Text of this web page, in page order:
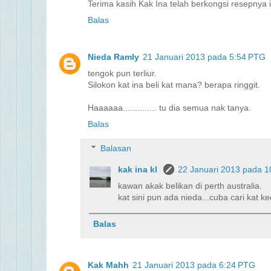
Terima kasih Kak Ina telah berkongsi resepnya
Balas
Nieda Ramly 21 Januari 2013 pada 5:54 PTG
tengok pun terliur.
Silokon kat ina beli kat mana? berapa ringgit.
Haaaaaa.............. tu dia semua nak tanya.
Balas
Balasan
kak ina kl
22 Januari 2013 pada
kawan akak belikan di perth australia.
kat sini pun ada nieda...cuba cari kat
Balas
Kak Mahh 21 Januari 2013 pada 6:24 PTG